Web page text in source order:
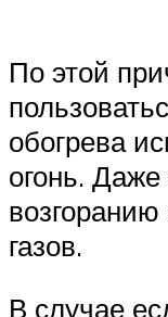
По этой
обогрева
огонь.
газов.
В случае